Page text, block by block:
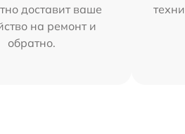
доставит ваше
на ремонт и
обратно.